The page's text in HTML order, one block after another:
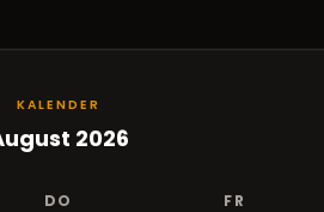
KALENDER
2026
DO FR